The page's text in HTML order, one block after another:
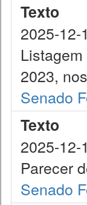
Texto
2025-12-
2023,
Senado
Texto
2025-12-
Parecer
Senado